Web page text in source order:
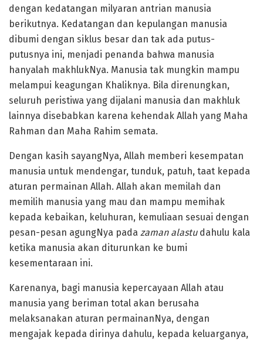
dengan kedatangan milyaran antrian manusia
berikutnya. Kedatangan dan kepulangan manusia
dibumi dengan siklus besar dan tak ada putus-
putusnya ini, menjadi penanda bahwa manusia
hanyalah makhlukNya. Manusia tak mungkin mampu
melampui keagungan Khaliknya. Bila direnungkan,
seluruh peristiwa yang dijalani manusia dan makhluk
lainnya disebabkan karena kehendak Allah yang Maha
Rahman dan Maha Rahim semata.
Dengan kasih sayangNya, Allah memberi kesempatan
manusia untuk mendengar, tunduk, patuh, taat kepada
aturan permainan Allah. Allah akan memilah dan
memilih manusia yang mau dan mampu memihak
kepada kebaikan, keluhuran, kemuliaan sesuai dengan
pesan-pesan agungNya pada zaman alastu dahulu kala
ketika manusia akan diturunkan ke bumi
kesementaraan ini.
Karenanya, bagi manusia kepercayaan Allah atau
manusia yang beriman total akan berusaha
melaksanakan aturan permainanNya, dengan
mengajak kepada dirinya dahulu, kepada keluarganya,